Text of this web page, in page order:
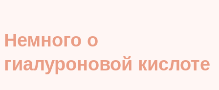
Немного о
гиалуроновой кислоте